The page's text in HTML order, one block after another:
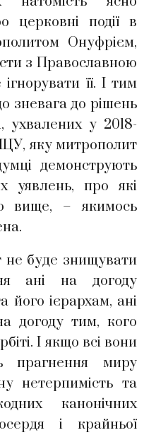
церковні події в
Онуфрієм,
з Православною
її. І тим
зневага до рішень
ухвалених у 2018-
яку митрополит
демонструють
уявлень, про які
вище, – якимось
не буде знищувати
ані на догоду
ієрархам, ані
догоду тим, кого
І якщо всі вони
прагнення миру
нетерпимість та
канонічних
і крайньої